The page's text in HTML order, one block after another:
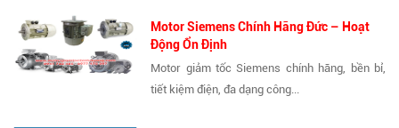
Motor Siemens Chính Hãng Đức – Hoạt
Động Ổn Định
Motor giảm tốc Siemens chính hãng, bền bỉ,
tiết kiệm điện, đa dạng công...